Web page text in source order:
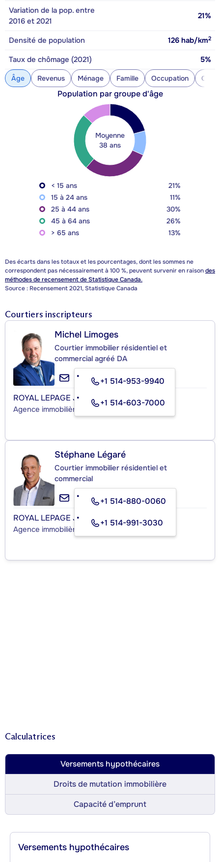
Variation de la pop. entre
2016 et 2021
21%
Densité de population 126 hab/km2
Taux de chômage (2021) 5%
Âge Revenus Ménage Famille Occupation
Population par groupe d'âge
Moyenne
38 ans
< 15 ans
21%
15 à 24 ans
11%
25 à 44 ans
30%
45 à 64 ans
26%
> 65 ans
13%
Des écarts dans les totaux et les pourcentages, dont les sommes ne
correspondent pas nécessairement à 100 %, peuvent survenir en raisondes
méthodes de recensement de Statistique Canada.
Source : Recensement 2021, Statistique Canada
Courtiers inscripteurs
Michel Limoges
Courtier immobilier résidentiel et
commercial agréé DA
+1 514-953-9940
+1 514-603-7000
ROYAL LEPAGE JGA COMMERCIAL
Agence immobilière commerciale
Stéphane Légaré
Courtier immobilier résidentiel et
commercial
+1 514-880-0060
+1 514-991-3030
ROYAL LEPAGE JGA COMMERCIAL
Agence immobilière commerciale
Calculatrices
Versements hypothécaires
Droits de mutation immobilière
Capacité d’emprunt
Versements hypothécaires